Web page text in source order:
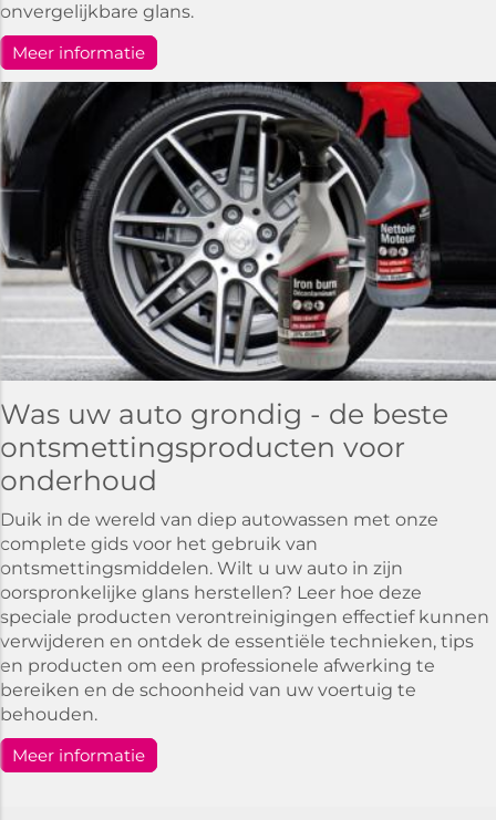
onvergelijkbare glans.
Meer informatie
Was uw auto grondig - de beste
ontsmettingsproducten voor
onderhoud
Duik in de wereld van diep autowassen met onze
complete gids voor het gebruik van
ontsmettingsmiddelen. Wilt u uw auto in zijn
oorspronkelijke glans herstellen? Leer hoe deze
speciale producten verontreinigingen effectief kunnen
verwijderen en ontdek de essentiële technieken, tips
en producten om een professionele afwerking te
bereiken en de schoonheid van uw voertuig te
behouden.
Meer informatie